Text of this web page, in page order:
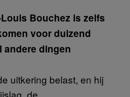
Bouchez is zelfs
voor duizend
andere dingen
uitkering belast, en hij
de